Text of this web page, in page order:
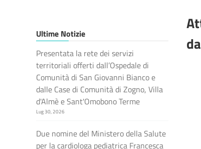
Ultime Notizie
Presentata la rete dei servizi
territoriali offerti dall’Ospedale di
Comunità di San Giovanni Bianco e
dalle Case di Comunità di Zogno, Villa
d'Almè e Sant'Omobono Terme
Lug 30, 2026
Due nomine del Ministero della Salute
per la cardiologa pediatrica Francesca